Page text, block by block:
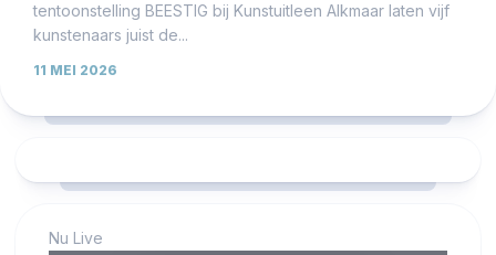
tentoonstelling BEESTIG bij Kunstuitleen Alkmaar laten vijf
kunstenaars juist de...
11 MEI 2026
Nu Live